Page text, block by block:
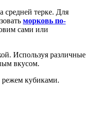
терке. Для
морковь по-
сами или
Используя различные
вкусом.
кубиками.